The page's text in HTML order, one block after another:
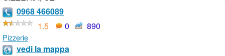
0968 466089
1.5
0 890
Pizzerie
vedi la mappa